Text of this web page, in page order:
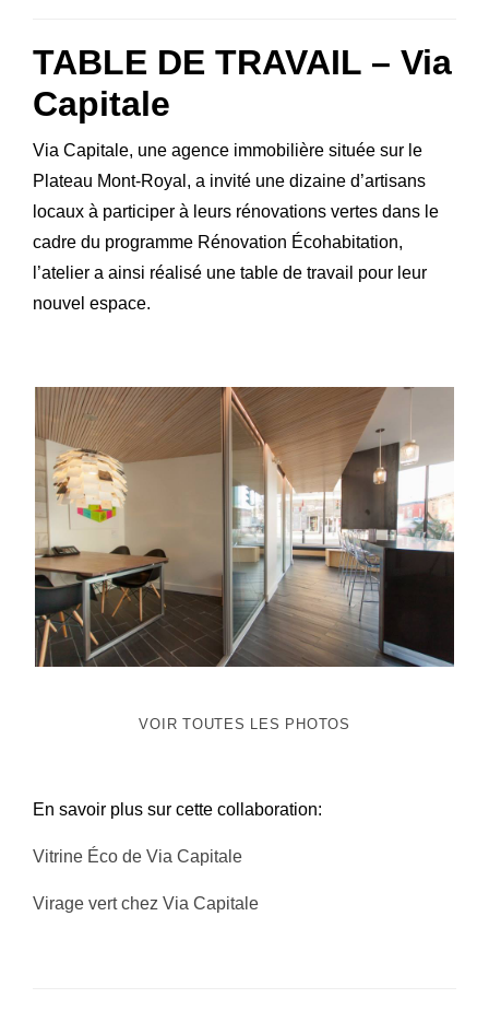
TABLE DE TRAVAIL – Via
Capitale
Via Capitale, une agence immobilière située sur le
Plateau Mont-Royal, a invité une dizaine d’artisans
locaux à participer à leurs rénovations vertes dans le
cadre du programme Rénovation Écohabitation,
l’atelier a ainsi réalisé une table de travail pour leur
nouvel espace.
VOIR TOUTES LES PHOTOS
En savoir plus sur cette collaboration:
Vitrine Éco de Via Capitale
Virage vert chez Via Capitale